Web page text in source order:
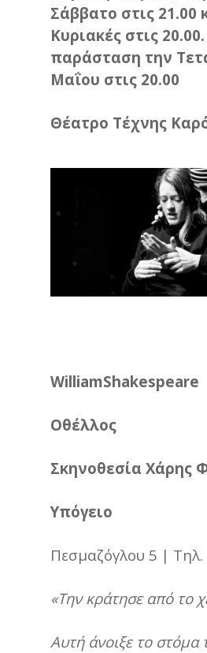
Σάββατο στις 21.00
Κυριακές στις
παράσταση την
Μαΐου στις 20.00
Θέατρο Τέχνης
WilliamShakespeare
Οθέλλος
Σκηνοθεσία Χάρης
Υπόγειο
Πεσμαζόγλου 5 |
«Την κράτησε από το
Αυτή άνοιξε το στόμα